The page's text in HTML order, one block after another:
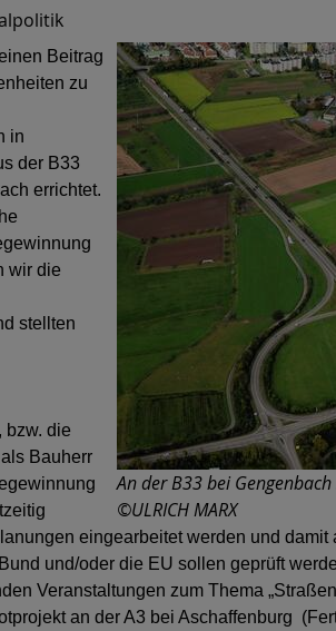
An der B33 bei
©ULRICH MARX
Beitrag
zu
in
der B33
errichtet.
wir die
stellten
bzw. die
Bauherr
eingearbeitet werden und
und/oder die EU sollen geprüft
Veranstaltungen zum Thema
an der A3 bei Aschaffenburg